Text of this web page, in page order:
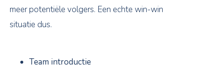
meer potentiële volgers. Een echte win-win
situatie dus.
Team introductie